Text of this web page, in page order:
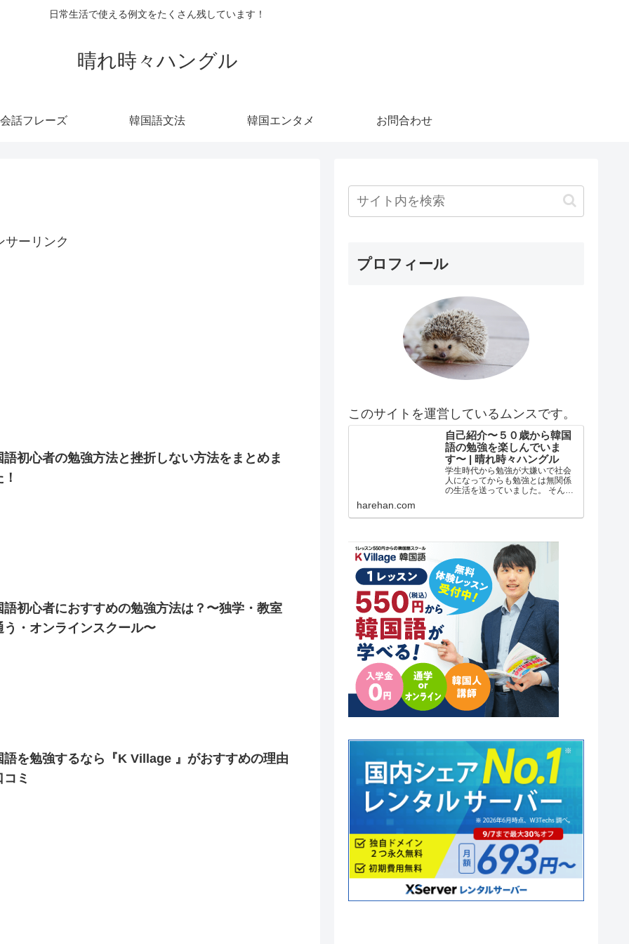
日常生活で使える例文をたくさん残しています！
晴れ時々ハングル
会話フレーズ 韓国語文法 韓国エンタメ お問合わせ
サーリンク
語初心者の勉強方法と挫折しない方法をまとめま
語初心者におすすめの勉強方法は？〜独学・教室
う・オンラインスクール〜
語を勉強するなら『K Village 』がおすすめの理由
ミ
プロフィール
このサイトを運営しているムンスです。
自己紹介〜５０歳から韓国
語の勉強を楽しんでいま
す〜 | 晴れ時々ハングル
学生時代から勉強が大嫌いで社会
人になってからも勉強とは無関係
の生活を送っていました。 そんな
す。 在日韓国人３世で小さい頃は
harehan.com